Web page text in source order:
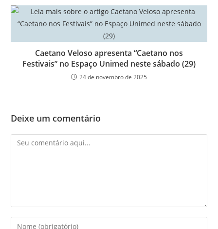
Caetano Veloso apresenta “Caetano nos
Festivais” no Espaço Unimed neste sábado (29)
24 de novembro de 2025
Deixe um comentário
Comentário
Digite